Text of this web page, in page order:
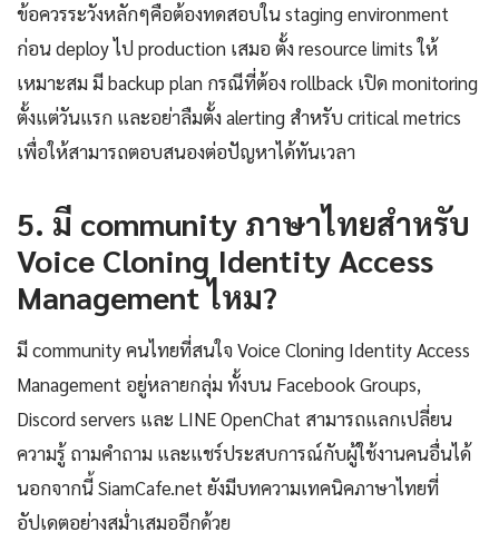
ข้อควรระวังหลักๆคือต้องทดสอบใน staging environment
ก่อน deploy ไป production เสมอ ตั้ง resource limits ให้
เหมาะสม มี backup plan กรณีที่ต้อง rollback เปิด monitoring
ตั้งแต่วันแรก และอย่าลืมตั้ง alerting สำหรับ critical metrics
เพื่อให้สามารถตอบสนองต่อปัญหาได้ทันเวลา
5. มี community ภาษาไทยสำหรับ
Voice Cloning Identity Access
Management ไหม?
มี community คนไทยที่สนใจ Voice Cloning Identity Access
Management อยู่หลายกลุ่ม ทั้งบน Facebook Groups,
Discord servers และ LINE OpenChat สามารถแลกเปลี่ยน
ความรู้ ถามคำถาม และแชร์ประสบการณ์กับผู้ใช้งานคนอื่นได้
นอกจากนี้ SiamCafe.net ยังมีบทความเทคนิคภาษาไทยที่
อัปเดตอย่างสม่ำเสมออีกด้วย